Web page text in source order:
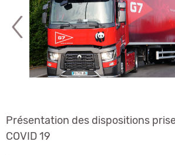
Précédent
Présentation des dispositions
COVID 19